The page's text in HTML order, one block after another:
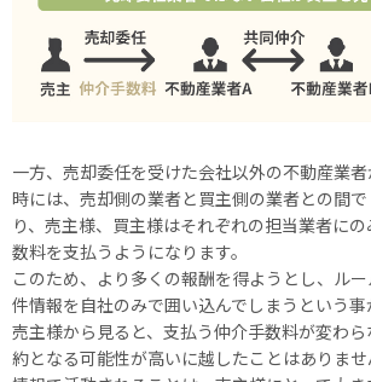
⼀方、売却委任を受けた会社以外の不動産業
時には、売却側の業者と買主側の業者との間
り、売主様、買主様はそれぞれの担当業者に
数料を支払うようになります。
このため、より多くの報酬を得ようとし、ル
件情報を自社のみで囲い込んでしまうという事
売主様から見ると、支払う仲介手数料が変わ
約となる可能性が高いに越したことはありま